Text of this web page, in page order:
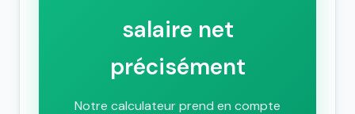
salaire net
précisément
Notre calculateur prend en compte